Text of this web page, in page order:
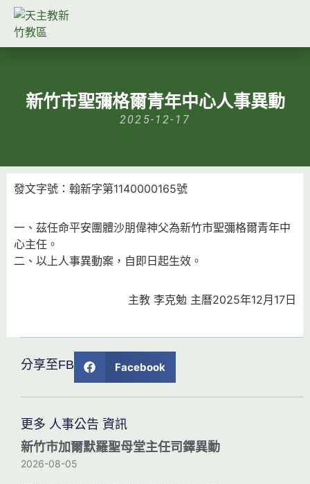
新竹市聖彌格爾青年中心人事異動
2025-12-17
發文字號：翰新字第1140000165號
一、茲任命平安團體沙朋偉神父為新竹市聖彌格爾青年中
心主任。
二、以上人事異動案，自即日起生效。
主教 李克勉 主曆2025年12月17日
分享至FB Facebook
更多 人事公告 資訊
新竹市加爾默羅聖母堂主任司鐸異動
2026-08-05